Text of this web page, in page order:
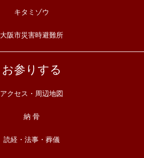
キタミゾウ
大阪市災害時避難所
お参りする
アクセス・周辺地図
納 骨
読経・法事・葬儀